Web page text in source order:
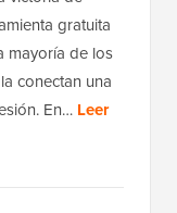
gratuita
mayoría de los
conectan una
En… Leer